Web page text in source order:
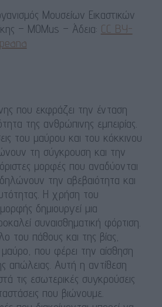
Μουσείων Εικαστικών
– MOMus – Άδεια: CC BY-
που εκφράζει την ένταση
της ανθρώπινης εμπειρίας.
του μαύρου και του κόκκινου
τη σύγκρουση και την
μορφές που αναδύονται
την αβεβαιότητα και
Η χρήση του
δημιουργεί μια
συναισθηματική φόρτιση.
του πάθους και της βίας,
που φέρει την αίσθηση
απώλειας. Αυτή η αντίθεση
τις εσωτερικές συγκρούσεις
που βιώνουμε.